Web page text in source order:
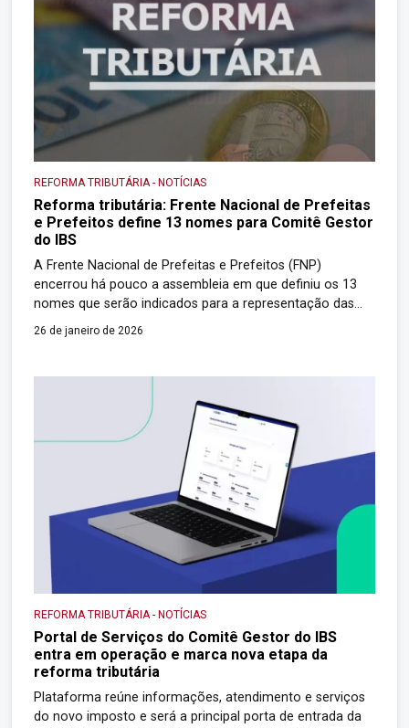
REFORMA TRIBUTÁRIA- NOTÍCIAS
Reforma tributária: Frente Nacional de Prefeitas
e Prefeitos define 13 nomes para Comitê Gestor
do IBS
A Frente Nacional de Prefeitas e Prefeitos (FNP)
encerrou há pouco a assembleia em que definiu os 13
nomes que serão indicados para a representação das
cidades mais populosas no Comitê Gestor do IBS
(Imposto sobre Bens e Serviços) – responsável pela
assembleia geral extraordinária foi virtual. No […]
26 de janeiro de 2026
REFORMA TRIBUTÁRIA- NOTÍCIAS
Portal de Serviços do Comitê Gestor do IBS
entra em operação e marca nova etapa da
reforma tributária
Plataforma reúne informações, atendimento e serviços
do novo imposto e será a principal porta de entrada da